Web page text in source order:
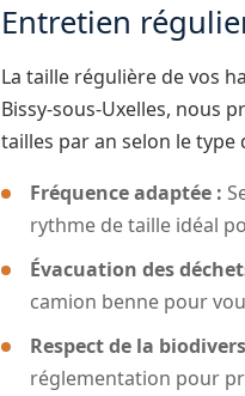
Entretien
La taille régulière de vos
Bissy-sous-Uxelles, nous
tailles par an selon le type
Fréquence adaptée :
rythme de taille idéal
Évacuation des
camion benne pour
Respect de la
réglementation pour